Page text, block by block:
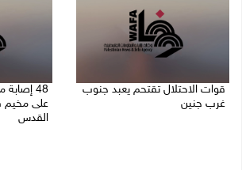
قوات الاحتلال تقتحم يعبد جنوب
غرب جنين
48
على مخيم
القدس